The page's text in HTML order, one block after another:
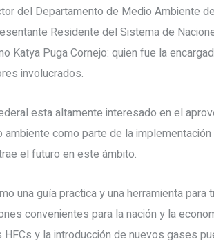
del Departamento de Medio Ambiente
Residente del Sistema de
Katya Puga Cornejo: quien fue la
involucrados.
esta altamente interesado en el
como parte de la
el futuro en este ámbito.
una guía practica y una herramienta
convenientes para la nación y la
y la introducción de nuevos gases